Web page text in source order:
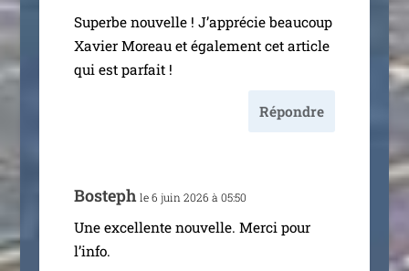
Superbe nou­velle ! J’apprécie beau­coup
Xavier Moreau et éga­le­ment cet article
qui est parfait !
Répondre
Bosteph le 6 juin 2026 à 05:50
Une excel­lente nou­velle. Merci pour
l’info.